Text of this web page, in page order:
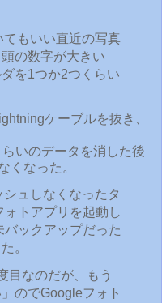
もいい直近の写真
の数字が大きい
を1つか2つくらい
ケーブルを抜き、
いのデータを消した後
くなった。
ュしなくなったタ
トアプリを起動し
ックアップだった
。
目なのだが、もう
のでGoogleフォト